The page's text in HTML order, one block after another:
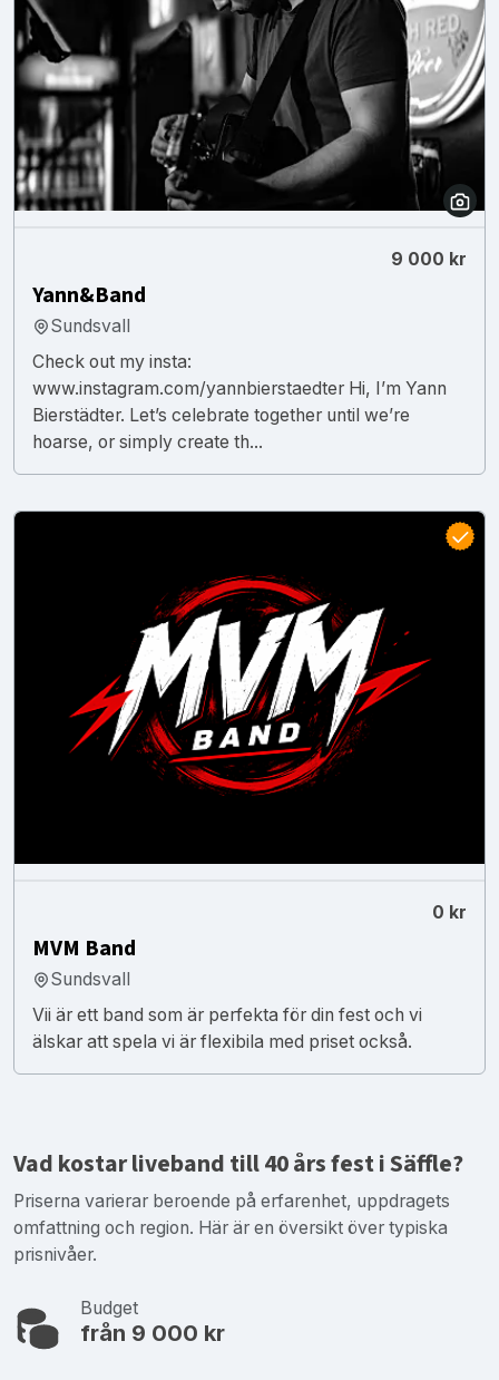
9 000 kr
Yann&Band
Sundsvall
Check out my insta:
www.instagram.com/yannbierstaedter Hi, I’m Yann
Bierstädter. Let’s celebrate together until we’re
hoarse, or simply create th...
0 kr
MVM Band
Sundsvall
Vii är ett band som är perfekta för din fest och vi
älskar att spela vi är flexibila med priset också.
Vad kostar liveband till 40 års fest i Säffle?
Priserna varierar beroende på erfarenhet, uppdragets
omfattning och region. Här är en översikt över typiska
prisnivåer.
Budget
från 9 000 kr